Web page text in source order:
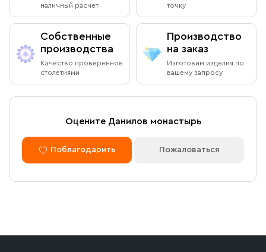
наличный расчет
точку
Собственные
производства
Качество проверенное
столетиями
Производство
на заказ
Изготовим изделия по
вашему запросу
Оцените Данилов монастырь
Поблагодарить Пожаловаться